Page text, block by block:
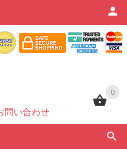
0
問い合わせ
0